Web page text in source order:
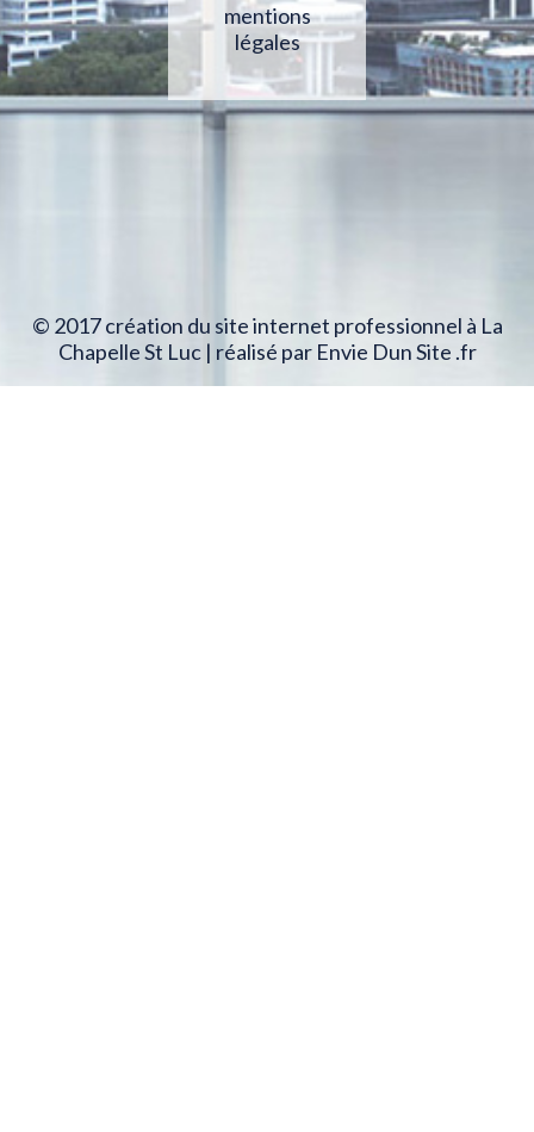
mentions
légales
© 2017 création du site internet professionnel à La
Chapelle St Luc | réalisé par Envie Dun Site .fr